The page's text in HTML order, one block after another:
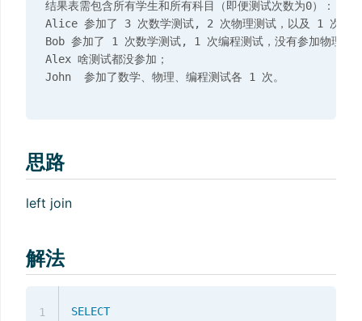
结果表需包含所有学生和所有科目（即便测试次数为0）：
Alice 参加了 3 次数学测试, 2 次物理测试，以及 1 次编
Bob 参加了 1 次数学测试, 1 次编程测试，没有参加物理测
Alex 啥测试都没参加；
思路
left join
解法
SELECT
1